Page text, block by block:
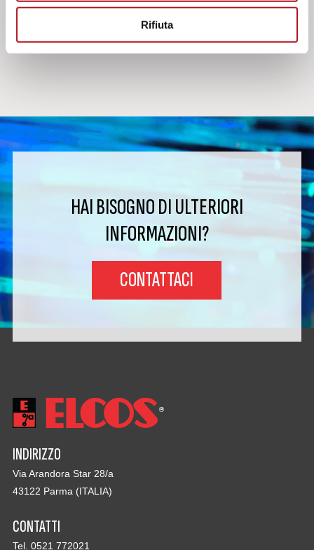
Rifiuta
Solo per utenti autorizzati
HAI BISOGNO DI ULTERIORI
INFORMAZIONI?
CONTATTACI
INDIRIZZO
Via Arandora Star 28/a
43122 Parma (ITALIA)
CONTATTI
Tel. 0521 772021